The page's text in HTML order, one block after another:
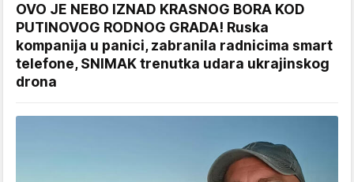
OVO JE NEBO IZNAD KRASNOG BORA KOD
PUTINOVOG RODNOG GRADA! Ruska
kompanija u panici, zabranila radnicima smart
telefone, SNIMAK trenutka udara ukrajinskog
drona